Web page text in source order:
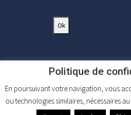
Mentions légales |Plan
Politique de
En poursuivant votre navigation, vous
ou technologies similaires, nécessaires